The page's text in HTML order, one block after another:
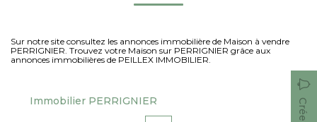
Qui Sommes-Nous
Nous Rejoindre
Sur notre site consultez les annonces immobilière de Maison à vendre
PERRIGNIER. Trouvez votre Maison sur PERRIGNIER grâce aux
annonces immobilières de PEILLEX IMMOBILIER.
Immobilier PERRIGNIER